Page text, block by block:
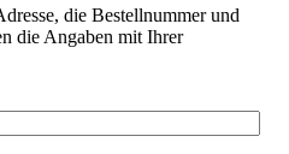
die Bestellnummer und
die Angaben mit Ihrer